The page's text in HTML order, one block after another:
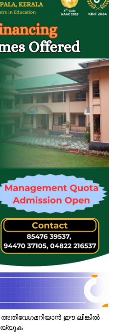
ഈ ലിങ്കിൽ